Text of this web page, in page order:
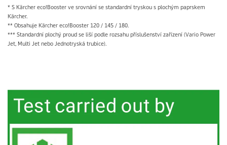
* S Kärcher eco!Booster ve srovnání se standardní tryskou s plochým paprskem
Kärcher.
** Obsahuje Kärcher eco!Booster 120 / 145 / 180.
*** Standardní plochý proud se liší podle rozsahu příslušenství zařízení (Vario Power
Jet, Multi Jet nebo Jednotryská trubice).